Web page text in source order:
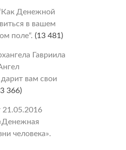
Денежной
в вашем
поле“. (13 481)
Гавриила
вам свои
366)
21.05.2016
человека».